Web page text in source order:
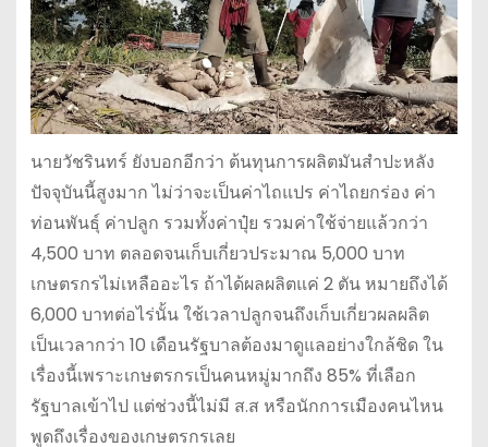
นายวัชรินทร์ ยังบอกอีกว่า ต้นทุนการผลิตมันสำปะหลัง
ปัจจุบันนี้สูงมาก ไม่ว่าจะเป็นค่าไถแปร ค่าไถยกร่อง ค่า
ท่อนพันธุ์ ค่าปลูก รวมทั้งค่าปุ๋ย รวมค่าใช้จ่ายแล้วกว่า
4,500 บาท ตลอดจนเก็บเกี่ยวประมาณ 5,000 บาท
เกษตรกรไม่เหลืออะไร ถ้าได้ผลผลิตแค่ 2 ตัน หมายถึงได้
6,000 บาทต่อไร่นั้น ใช้เวลาปลูกจนถึงเก็บเกี่ยวผลผลิต
เป็นเวลากว่า 10 เดือนรัฐบาลต้องมาดูแลอย่างใกล้ชิด ใน
เรื่องนี้เพราะเกษตรกรเป็นคนหมู่มากถึง 85% ที่เลือก
รัฐบาลเข้าไป แต่ช่วงนี้ไม่มี ส.ส หรือนักการเมืองคนไหน
พูดถึงเรื่องของเกษตรกรเลย